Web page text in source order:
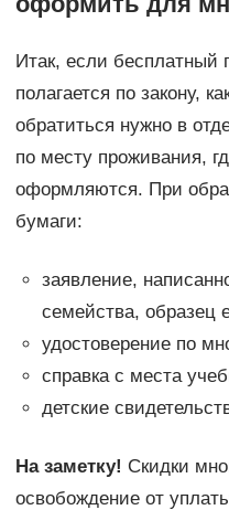
Итак, если бесплатный
полагается по закону,
обратиться нужно в
по месту проживания,
оформляются. При
бумаги:
заявление,
семейства, образец
удостоверение по
справка с места
детские
На заметку! Скидки
освобождение от